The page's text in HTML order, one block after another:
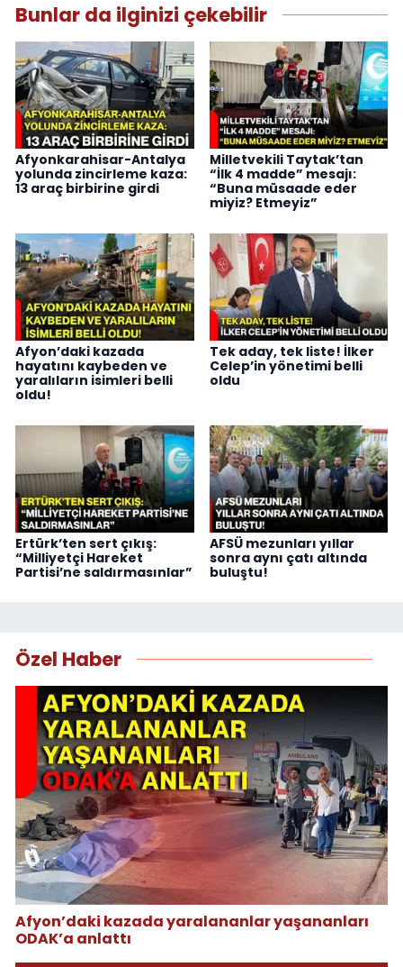
Bunlar da ilginizi çekebilir
Afyonkarahisar-Antalya
yolunda zincirleme kaza:
13 araç birbirine girdi
Milletvekili Taytak’tan
“İlk 4 madde” mesajı:
“Buna müsaade eder
miyiz? Etmeyiz”
Afyon’daki kazada
hayatını kaybeden ve
yaralıların isimleri belli
oldu!
Tek aday, tek liste! İlker
Celep’in yönetimi belli
oldu
Ertürk’ten sert çıkış:
“Milliyetçi Hareket
Partisi’ne saldırmasınlar”
AFSÜ mezunları yıllar
sonra aynı çatı altında
buluştu!
Özel Haber
Afyon’daki kazada yaralananlar yaşananları
ODAK’a anlattı